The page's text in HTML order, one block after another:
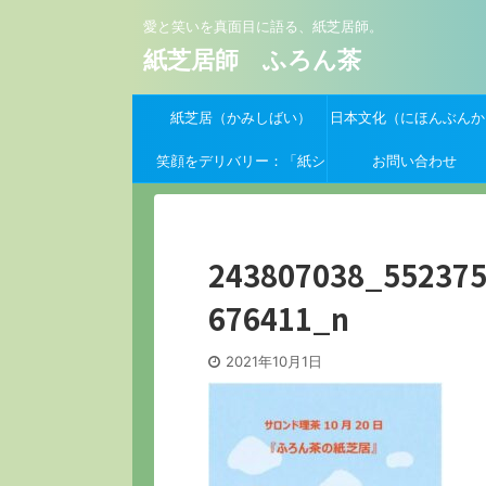
愛と笑いを真面目に語る、紙芝居師。
紙芝居師 ふろん茶
紙芝居（かみしばい） 日本文化（にほんぶん
笑顔をデリバリー：「紙シ お問い合わせ
676411_n
2021年10月1日